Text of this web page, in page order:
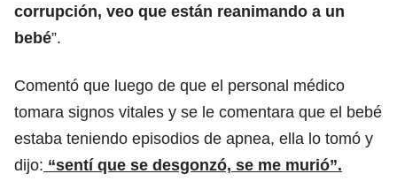
corrupción, veo que están reanimando a un
bebé”.
Comentó que luego de que el personal médico
tomara signos vitales y se le comentara que el bebé
estaba teniendo episodios de apnea, ella lo tomó y
dijo: “sentí que se desgonzó, se me murió”.